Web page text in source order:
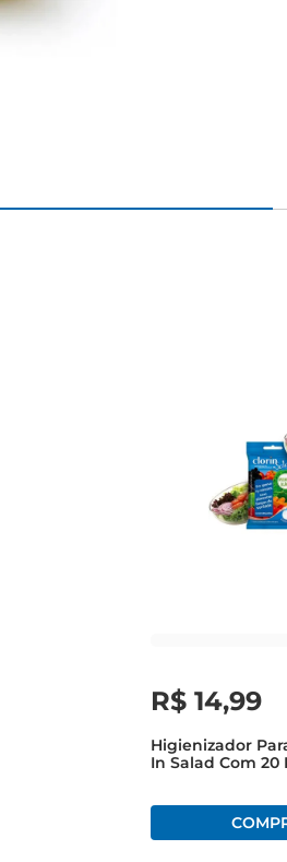
R$ 14,99
Higienizador
In Salad Com 20